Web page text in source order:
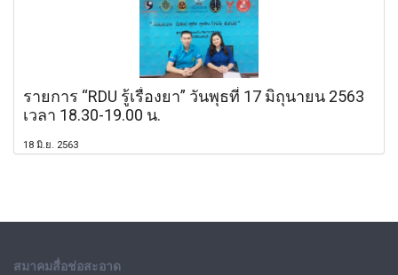
รายการ “RDU รู้เรื่องยา” วันพุธที่ 17 มิถุนายน 2563
เวลา 18.30-19.00 น.
18 มิ.ย. 2563
สมาคมสื่อช่อสะอาด